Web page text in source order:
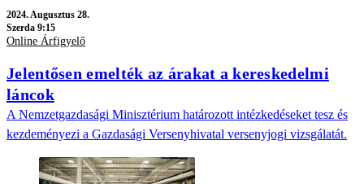
2024.Augusztus 28.
Szerda 9:15
Online Árfigyelő
Jelentősen emelték az árakat a kereskedelmi
láncok
A Nemzetgazdasági Minisztérium határozott intézkedéseket tesz és
kezdeményezi a Gazdasági Versenyhivatal versenyjogi vizsgálatát.